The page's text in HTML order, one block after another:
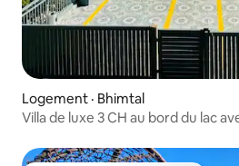
Logement · Bhimtal
Villa de luxe 3 CH au bord du lac